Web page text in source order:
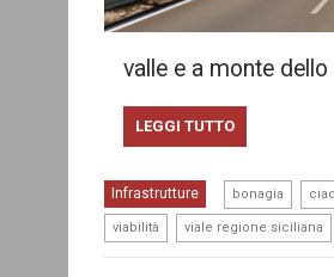
valle e a monte
LEGGI TUTTO
Infrastrutture bonagia
viabilità viale regione siciliana